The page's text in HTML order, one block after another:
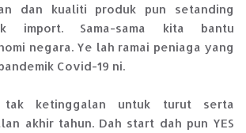
dan kualiti produk pun setanding
import. Sama-sama kita bantu
negara. Ye lah ramai peniaga yang
Covid-19 ni.
ketinggalan untuk turut serta
akhir tahun. Dah start dah pun YES